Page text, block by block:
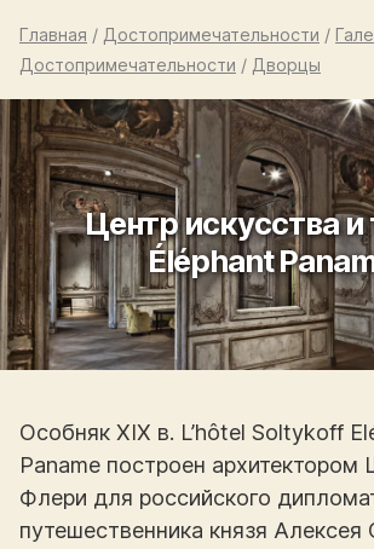
Главная / Достопримечательности /
Достопримечательности / Дворцы
Центр искусства и
Éléphant
Особняк XIX в. L’hôtel Soltykoff
Paname построен
Флери для российского
путешественника князя Алексея